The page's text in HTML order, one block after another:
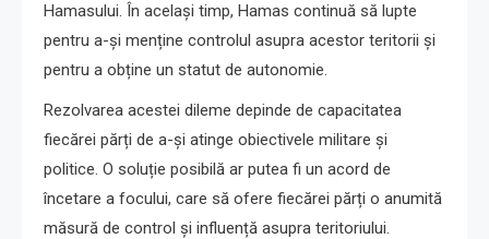
Hamasului. În același timp, Hamas continuă să lupte
pentru a-și menține controlul asupra acestor teritorii și
pentru a obține un statut de autonomie.
Rezolvarea acestei dileme depinde de capacitatea
fiecărei părți de a-și atinge obiectivele militare și
politice. O soluție posibilă ar putea fi un acord de
încetare a focului, care să ofere fiecărei părți o anumită
măsură de control și influență asupra teritoriului.